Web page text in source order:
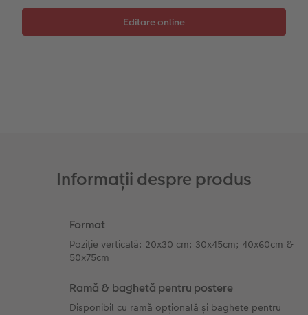
Sticker instant
Bandă foto
Informații despre produs
Format
Poziție verticală: 20x30 cm; 30x45cm; 40x60cm &
50x75cm
Ramă & baghetă pentru postere
Disponibil cu ramă opțională și baghete pentru